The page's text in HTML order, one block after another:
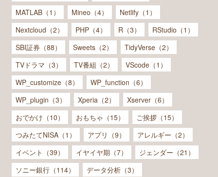
MATLAB（1）
Mineo（4）
Netlify（1）
Nextcloud（2）
PHP（4） R（3）
RStudio（1）
SBI証券（88）
Sweets（2）
TidyVerse（2）
TVドラマ（3）
TV番組（2）
VScode（1）
WP_customize（8）
WP_function（6）
WP_plugin（3）
Xperia（2）
Xserver（6）
おでかけ（10）
おもちゃ（15）
ご挨拶（15）
つみたてNISA（1）
アプリ（9）
アレルギー（2）
イベント（39）
イヤイヤ期（7）
ジェンダー（21）
ソニー銀行（114）
データ分析（3）